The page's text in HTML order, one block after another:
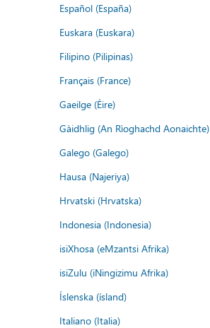
Español (España)
Euskara (Euskara)
Filipino (Pilipinas)
Français (France)
Gaeilge (Éire)
Gàidhlig (An Rìoghachd Aonaichte)
Galego (Galego)
Hausa (Najeriya)
Hrvatski (Hrvatska)
Indonesia (Indonesia)
isiXhosa (eMzantsi Afrika)
isiZulu (iNingizimu Afrika)
Íslenska (ísland)
Italiano (Italia)